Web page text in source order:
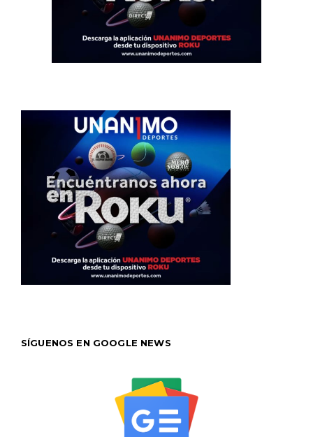
SÍGUENOS EN GOOGLE NEWS